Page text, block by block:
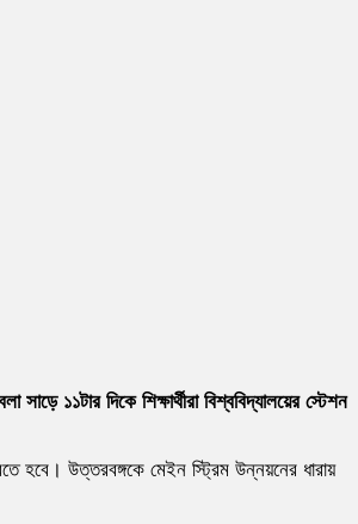
১১টার দিকে শিক্ষার্থীরা বিশ্ববিদ্যালয়ের স্টেশন
হবে। উত্তরবঙ্গকে মেইন স্ট্রিম উন্নয়নের ধারায়